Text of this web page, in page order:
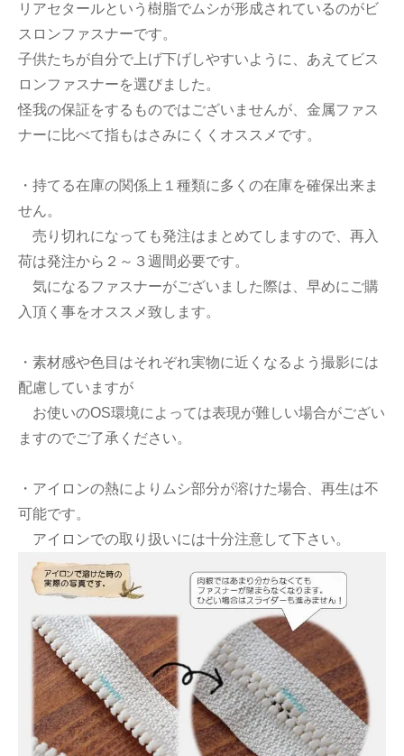
リアセタールという樹脂でムシが形成されているのがビ
スロンファスナーです。
子供たちが自分で上げ下げしやすいように、あえてビス
ロンファスナーを選びました。
怪我の保証をするものではございませんが、金属ファス
ナーに比べて指もはさみにくくオススメです。
・持てる在庫の関係上１種類に多くの在庫を確保出来ま
せん。
売り切れになっても発注はまとめてしますので、再入
荷は発注から２～３週間必要です。
気になるファスナーがございました際は、早めにご購
入頂く事をオススメ致します。
・素材感や色目はそれぞれ実物に近くなるよう撮影には
配慮していますが
お使いのOS環境によっては表現が難しい場合がござい
ますのでご了承ください。
・アイロンの熱によりムシ部分が溶けた場合、再生は不
可能です。
アイロンでの取り扱いには十分注意して下さい。